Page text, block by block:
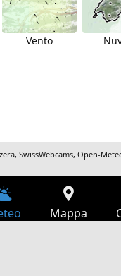
Vento
,SwissWebcams,Open-
Mappa